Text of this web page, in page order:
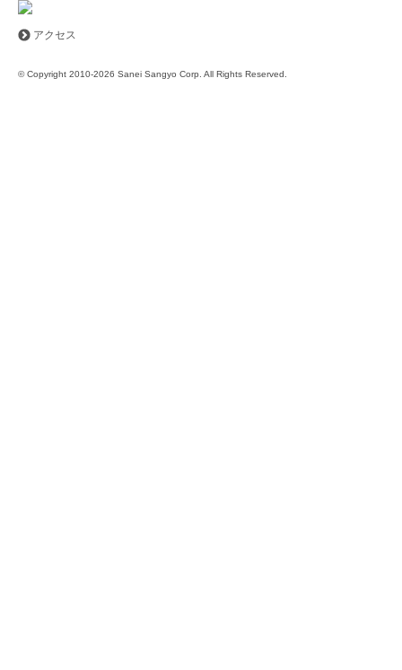
アクセス
© Copyright 2010-2026 Sanei Sangyo Corp. All Rights Reserved.